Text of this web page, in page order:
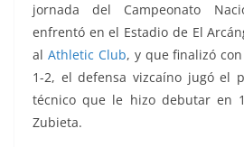
jornada del Campeonato
enfrentó en el Estadio de El
al Athletic Club, y que finalizó
1-2, el defensa vizcaíno jugó el
técnico que le hizo debutar en
Zubieta.